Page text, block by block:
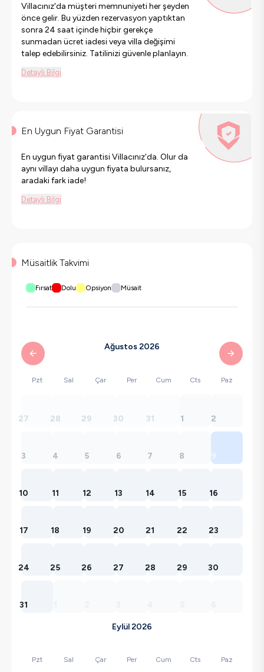
Villacınız'da müşteri memnuniyeti her şeyden
önce gelir. Bu yüzden rezervasyon yaptıktan
sonra 24 saat içinde hiçbir gerekçe
sunmadan ücret iadesi veya villa değişimi
talep edebilirsiniz. Tatilinizi güvenle planlayın.
Detaylı Bilgi
En Uygun Fiyat Garantisi
En uygun fiyat garantisi Villacınız'da. Olur da
aynı villayı daha uygun fiyata bulursanız,
aradaki fark iade!
Detaylı Bilgi
Müsaitlik Takvimi
Fırsat Dolu Opsiyon Müsait
Ağustos 2026
Pzt Sal Çar Per Cum Cts Paz
27 28 29 30 31 1 2
3 4 5 6 7 8 9
10 11 12 13 14 15 16
17 18 19 20 21 22 23
24 25 26 27 28 29 30
31
Eylül 2026
Pzt Sal Çar Per Cum Cts Paz